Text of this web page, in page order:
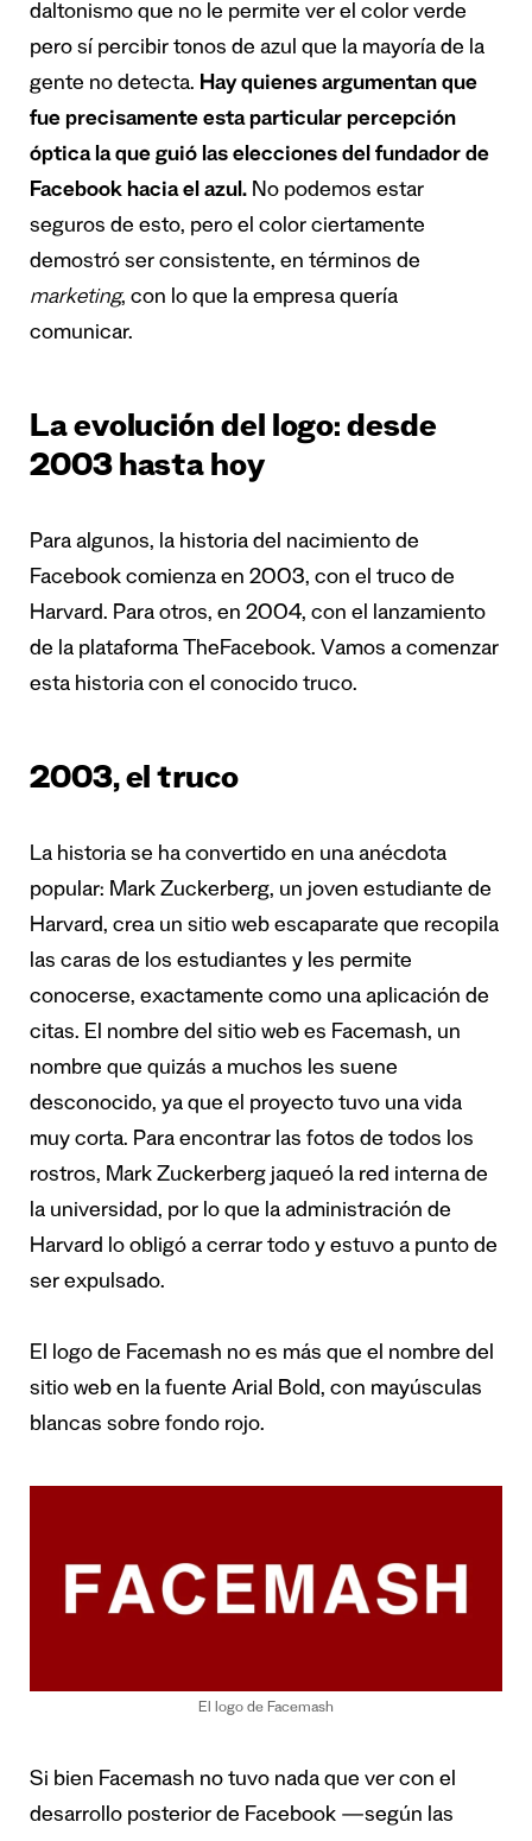
daltonismo que no le permite ver el color verde
pero sí percibir tonos de azul que la mayoría de la
gente no detecta. Hay quienes argumentan que
fue precisamente esta particular percepción
óptica la que guió las elecciones del fundador de
Facebook hacia el azul. No podemos estar
seguros de esto, pero el color ciertamente
demostró ser consistente, en términos de
marketing, con lo que la empresa quería
comunicar.
La evolución del logo: desde
2003 hasta hoy
Para algunos, la historia del nacimiento de
Facebook comienza en 2003, con el truco de
Harvard. Para otros, en 2004, con el lanzamiento
de la plataforma TheFacebook. Vamos a comenzar
esta historia con el conocido truco.
2003, el truco
La historia se ha convertido en una anécdota
popular: Mark Zuckerberg, un joven estudiante de
Harvard, crea un sitio web escaparate que recopila
las caras de los estudiantes y les permite
conocerse, exactamente como una aplicación de
citas. El nombre del sitio web es Facemash, un
nombre que quizás a muchos les suene
desconocido, ya que el proyecto tuvo una vida
muy corta. Para encontrar las fotos de todos los
rostros, Mark Zuckerberg jaqueó la red interna de
la universidad, por lo que la administración de
Harvard lo obligó a cerrar todo y estuvo a punto de
ser expulsado.
El logo de Facemash no es más que el nombre del
sitio web en la fuente Arial Bold, con mayúsculas
blancas sobre fondo rojo.
El logo de Facemash
Si bien Facemash no tuvo nada que ver con el
desarrollo posterior de Facebook —según las